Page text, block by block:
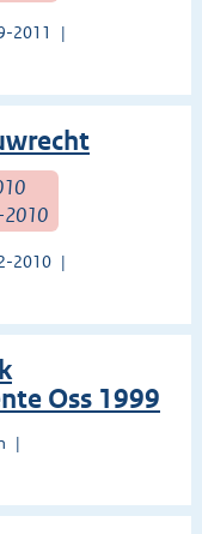
2011
2010
2010
Oss 1999